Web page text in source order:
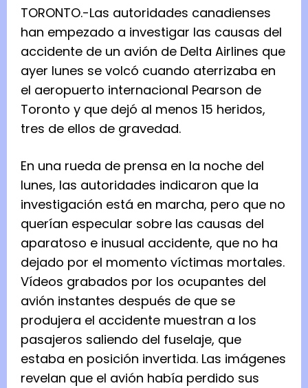
TORONTO.-Las autoridades canadienses
han empezado a investigar las causas del
accidente de un avión de Delta Airlines que
ayer lunes se volcó cuando aterrizaba en
el aeropuerto internacional Pearson de
Toronto y que dejó al menos 15 heridos,
tres de ellos de gravedad.
En una rueda de prensa en la noche del
lunes, las autoridades indicaron que la
investigación está en marcha, pero que no
querían especular sobre las causas del
aparatoso e inusual accidente, que no ha
dejado por el momento víctimas mortales.
Vídeos grabados por los ocupantes del
avión instantes después de que se
produjera el accidente muestran a los
pasajeros saliendo del fuselaje, que
estaba en posición invertida. Las imágenes
revelan que el avión había perdido sus